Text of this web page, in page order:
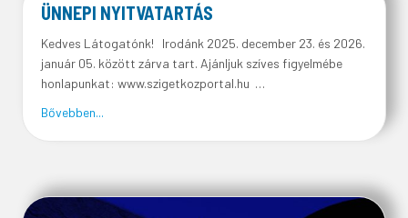
ÜNNEPI NYITVATARTÁS
Kedves Látogatónk! Irodánk 2025. december 23. és 2026.
január 05. között zárva tart. Ajánljuk szíves figyelmébe
honlapunkat: www.szigetkozportal.hu …
Bővebben...